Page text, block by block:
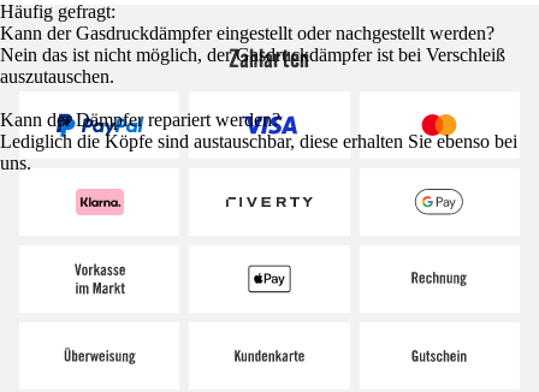
Häufig gefragt:
Kann der Gasdruckdämpfer eingestellt oder nachgestellt werden?
Nein das ist nicht möglich, der Gasdruckdämpfer ist bei Verschleiß
auszutauschen.
Kann der Dämpfer repariert werden?
Lediglich die Köpfe sind austauschbar, diese erhalten Sie ebenso bei
uns.
Zahlarten